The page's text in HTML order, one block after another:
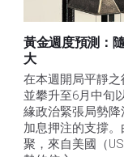
黃金週度預測：
大
在本週開局平靜之
並攀升至6月中旬
緣政治緊張局勢降
加息押注的支撐
聚，來自美國（